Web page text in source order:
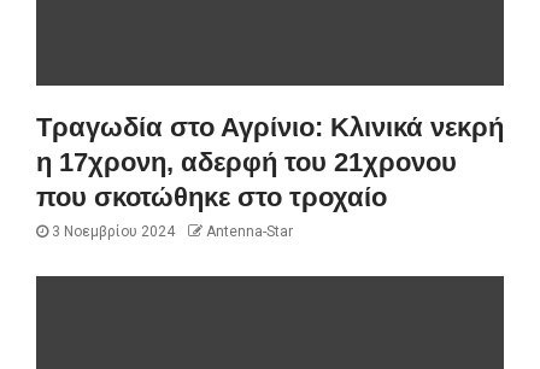
Τραγωδία στο Αγρίνιο: Κλινικά νεκρή
η 17χρονη, αδερφή του 21χρονου
που σκοτώθηκε στο τροχαίο
3 Νοεμβρίου 2024 Antenna-Star